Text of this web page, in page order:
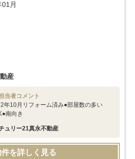
月
産
当者コメント
年10月リフォーム済み●部屋数の多い
南向き
ュリー21真永不動産
件を詳しく見る